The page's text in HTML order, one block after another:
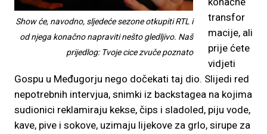
Show će, navodno, sljedeće sezone otkupiti RTL i
od njega konačno napraviti nešto gledljivo. Naš
prijedlog: Tvoje cice zvuče poznato
transfor
macije, ali
prije ćete
vidjeti
Gospu u Međugorju nego dočekati taj dio. Slijedi red
nepotrebnih intervjua, snimki iz backstagea na kojima
sudionici reklamiraju kekse, čips i sladoled, piju vode,
kave, pive i sokove, uzimaju lijekove za grlo, sirupe za